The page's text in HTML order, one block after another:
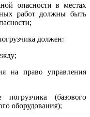
опасности в местах
работ должны быть
должен:
на право управления
погрузчика (базового
оборудования);